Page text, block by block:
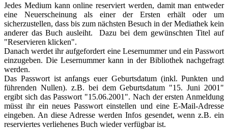
Jedes Medium kann online reserviert werden, damit man entweder
eine Neuerscheinung als einer der Ersten erhält oder um
sicherzustellen, dass bis zum nächsten Besuch in der Mediathek kein
anderer das Buch ausleiht. Dazu bei dem gewünschten Titel auf
"Reservieren klicken".
Danach werdet ihr aufgefordert eine Lesernummer und ein Passwort
einzugeben. Die Lesernummer kann in der Bibliothek nachgefragt
werden.
Das Passwort ist anfangs euer Geburtsdatum (inkl. Punkten und
führenden Nullen). z.B. bei dem Geburtsdatum "15. Juni 2001"
ergibt sich das Passwort "15.06.2001". Nach der ersten Anmeldung
müsst ihr ein neues Passwort einstellen und eine E-Mail-Adresse
eingeben. An diese Adresse werden Infos gesendet, wenn z.B. ein
reserviertes verliehenes Buch wieder verfügbar ist.